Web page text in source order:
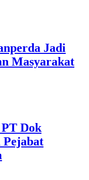
Jadi
Masyarakat
Dok
Pejabat